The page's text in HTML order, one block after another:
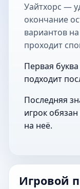
Уайтхорс —
окончание
вариантов
проходит
Первая
подходит
Последняя
игрок
на неё.
Игровой